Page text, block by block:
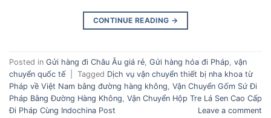
CONTINUE READING →
Posted in Gửi hàng đi Châu Âu giá rẻ Gửi hàng hóa đi Pháp vận
chuyển quốc tế
Tagged Dịch vụ vận chuyển thiết bị nha khoa từ
Pháp về Việt Nam bằng đường hàng không Vận Chuyển Gốm Sứ Đi
Pháp Bằng Đường Hàng Không Vận Chuyển Hộp Tre Lá Sen Cao Cấp
Đi Pháp Cùng Indochina Post
Leave a comment